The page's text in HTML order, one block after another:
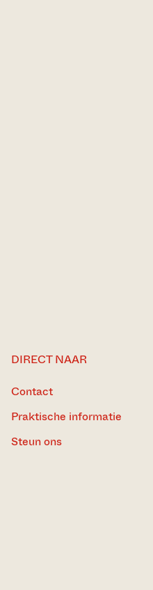
DIRECT NAAR
Contact
Praktische informatie
Steun ons